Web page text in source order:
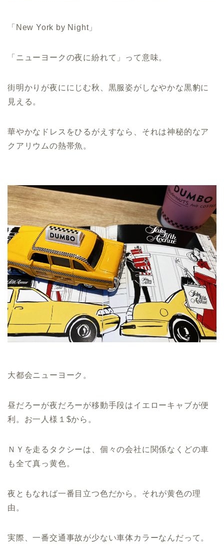
「New York by Night」
「ニューヨークの夜に紛れて」って意味。
街明かりが夜ににじむ秋、黒服姿がしなやかな黒豹に
見える。
華やかなドレスをひるがえすなら、それは神秘的なア
クアリウムの熱帯魚。
大都会ニューヨーク。
昼だろーが夜だろーが移動手段はイエローキャブが便
利。お一人様１$から。
ＮＹを走るタクシーは、個々の会社に関係なくどの車
も全て真っ黄色。
夜ともなれば一番目立つ色だから。それが黄色の理
由。
実際、一番交通事故が少ない車体カラーなんだって。